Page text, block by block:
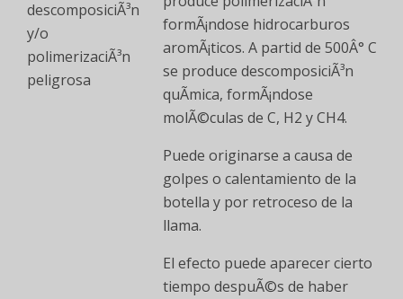
descomposiciÃ³n
y/o
polimerizaciÃ³n
peligrosa
formÃ¡ndose hidrocarburos
aromÃ¡ticos. A partid de 500Â° C
se produce descomposiciÃ³n
quÃ­mica, formÃ¡ndose
molÃ©culas de C, H2 y CH4.
Puede originarse a causa de
golpes o calentamiento de la
botella y por retroceso de la
llama.
El efecto puede aparecer cierto
tiempo despuÃ©s de haber